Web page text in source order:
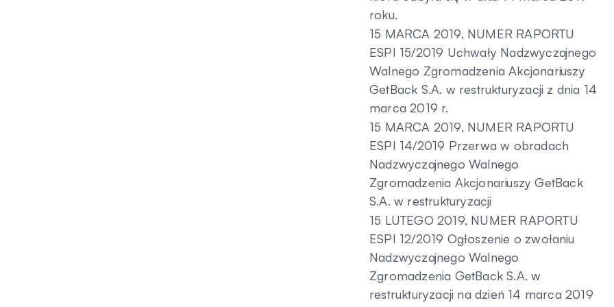
roku.
15 MARCA 2019, NUMER RAPORTU
ESPI 15/2019 Uchwały Nadzwyczajnego
Walnego Zgromadzenia Akcjonariuszy
GetBack S.A. w restrukturyzacji z dnia 14
marca 2019 r.
15 MARCA 2019, NUMER RAPORTU
ESPI 14/2019 Przerwa w obradach
Nadzwyczajnego Walnego
Zgromadzenia Akcjonariuszy GetBack
S.A. w restrukturyzacji
15 LUTEGO 2019, NUMER RAPORTU
ESPI 12/2019 Ogłoszenie o zwołaniu
Nadzwyczajnego Walnego
Zgromadzenia GetBack S.A. w
restrukturyzacji na dzień 14 marca 2019